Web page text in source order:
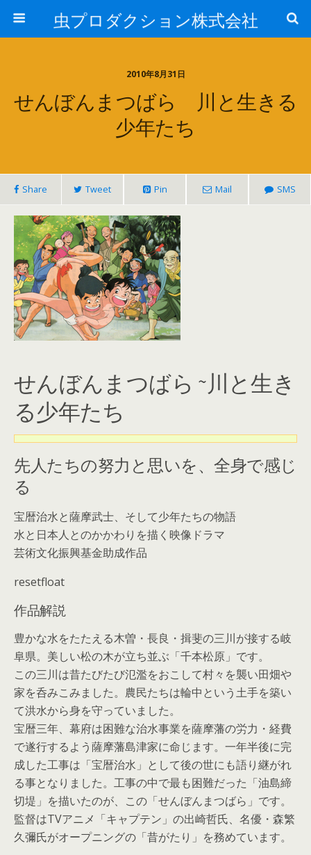
虫プロダクション株式会社
2010年8月31日
せんぼんまつばら 川と生きる
少年たち
Share Tweet Pin Mail SMS
せんぼんまつばら ~川と生き
る少年たち
先人たちの努力と思いを、全身で感じ
る
宝暦治水と薩摩武士、そして少年たちの物語
水と日本人とのかかわりを描く映像ドラマ
芸術文化振興基金助成作品
resetfloat
作品解説
豊かな水をたたえる木曽・長良・揖斐の三川が接する岐
阜県。美しい松の木が立ち並ぶ「千本松原」です。
この三川は昔たびたび氾濫をおこして村々を襲い田畑や
家を呑みこみました。農民たちは輪中という土手を築い
て洪水から身を守っていました。
宝暦三年、幕府は困難な治水事業を薩摩藩の労力・経費
で遂行するよう薩摩藩島津家に命じます。一年半後に完
成した工事は「宝暦治水」として後の世にも語り継がれ
る事となりました。工事の中で最も困難だった「油島締
切堤」を描いたのが、この「せんぼんまつばら」です。
監督はTVアニメ「キャプテン」の出崎哲氏、名優・森繁
久彌氏がオープニングの「昔がたり」を務めています。